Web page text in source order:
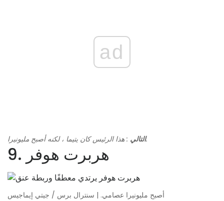
ad
التالي: هذا الرئيس كان يتيما ، لكنه أصبح مليونيرا.
9. هربرت هوفر
أصبح مليونيرا عصامي. | سنترال برس / جيتي إيماجيس